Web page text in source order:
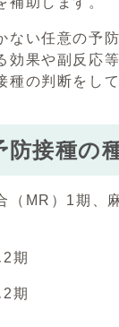
い任意の予
効果や副反応
種の判断をして
防接種の
（MR）1期、
期
期